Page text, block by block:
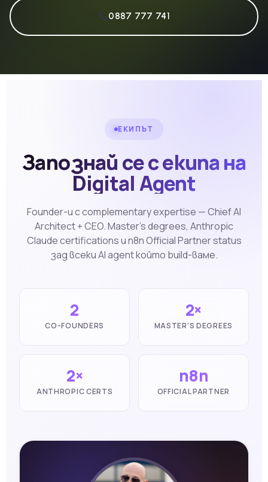
0887 777 741
ЕКИПЪТ
Запознай се с екипа на
Digital Agent
Founder-и с complementary expertise — Chief AI
Architect + CEO. Master's degrees, Anthropic
Claude certifications и n8n Official Partner status
зад всеки AI agent който build-ваме.
2
CO-FOUNDERS
2×
MASTER'S DEGREES
2×
ANTHROPIC CERTS
n8n
OFFICIAL PARTNER